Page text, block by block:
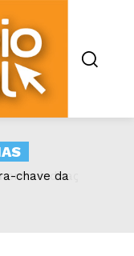
indicação